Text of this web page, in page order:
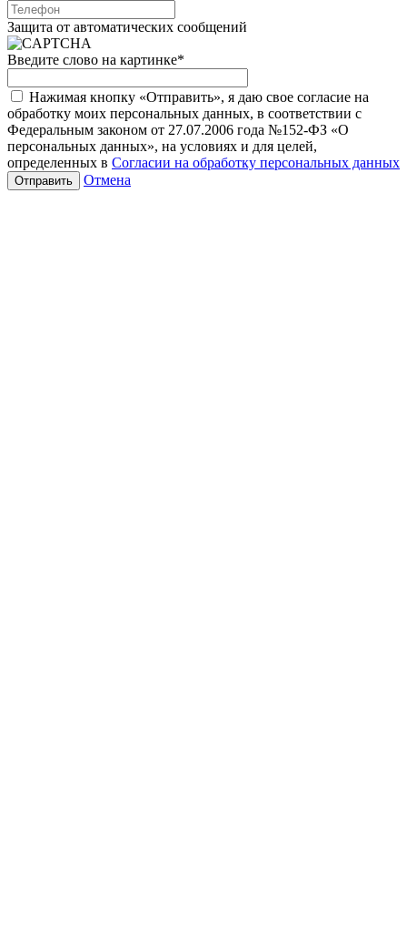
Защита от автоматических сообщений
Введите слово на картинке*
Нажимая кнопку «Отправить», я даю свое согласие на
обработку моих персональных данных, в соответствии с
Федеральным законом от 27.07.2006 года №152-ФЗ «О
персональных данных», на условиях и для целей,
определенных в Согласии на обработку персональных данных
Отмена